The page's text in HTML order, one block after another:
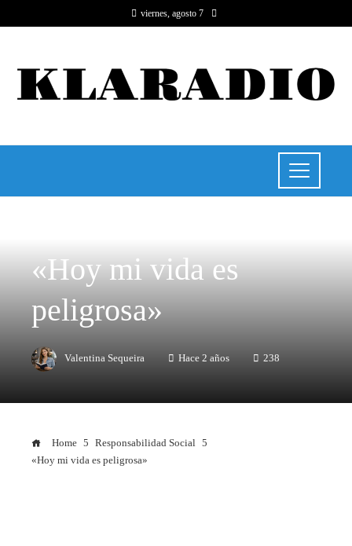
viernes, agosto 7
«Hoy mi vida es
peligrosa»
Valentina Sequeira Hace 2 años 238
Home
Responsabilidad Social
«Hoy mi vida es peligrosa»